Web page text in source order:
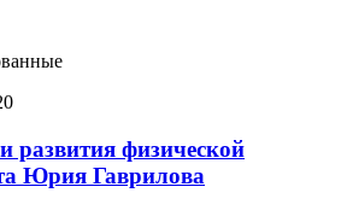
развития физической
Юрия Гаврилова